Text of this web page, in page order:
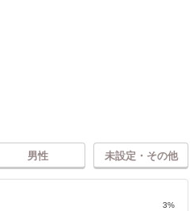
男性 未設定・その他
3%